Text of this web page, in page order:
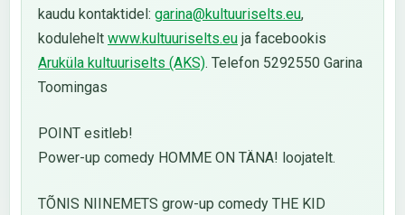
kaudu kontaktidel: garina@kultuuriselts.eu,
kodulehelt www.kultuuriselts.eu ja facebookis
Aruküla kultuuriselts (AKS). Telefon 5292550 Garina
Toomingas
POINT esitleb!
Power-up comedy HOMME ON TÄNA! loojatelt.
TÕNIS NIINEMETS grow-up comedy THE KID